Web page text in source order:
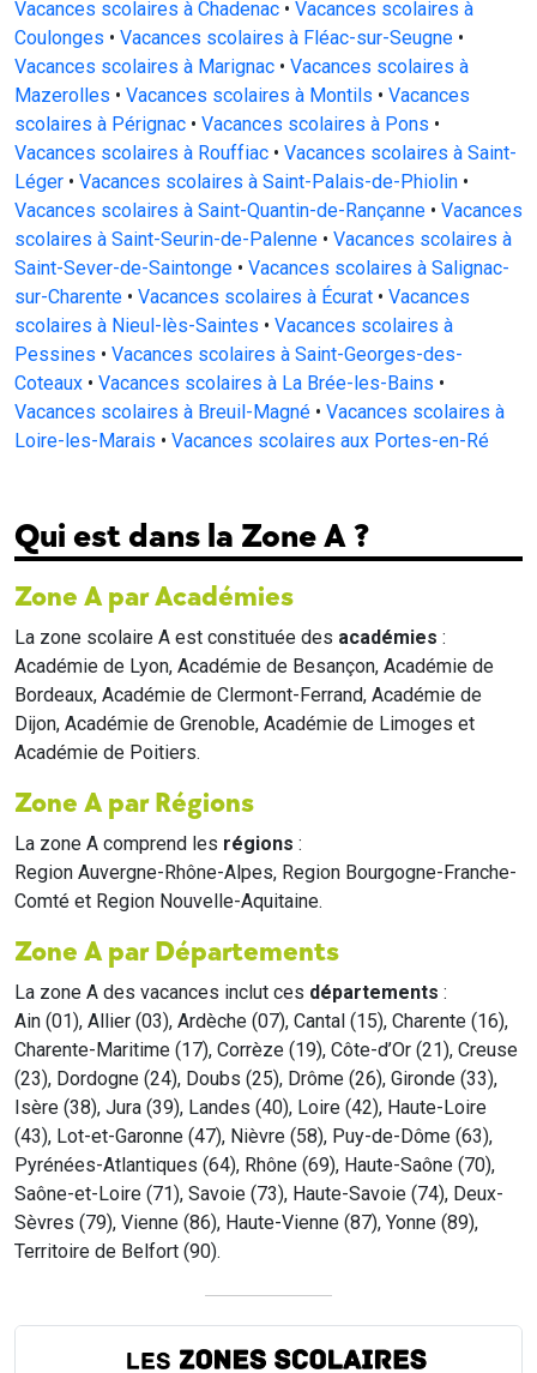
Vacances scolaires à Chadenac • Vacances scolaires à
Coulonges • Vacances scolaires à Fléac-sur-Seugne •
Vacances scolaires à Marignac • Vacances scolaires à
Mazerolles • Vacances scolaires à Montils • Vacances
scolaires à Pérignac • Vacances scolaires à Pons •
Vacances scolaires à Rouffiac • Vacances scolaires à Saint-
Léger • Vacances scolaires à Saint-Palais-de-Phiolin •
Vacances scolaires à Saint-Quantin-de-Rançanne • Vacances
scolaires à Saint-Seurin-de-Palenne • Vacances scolaires à
Saint-Sever-de-Saintonge • Vacances scolaires à Salignac-
sur-Charente • Vacances scolaires à Écurat • Vacances
scolaires à Nieul-lès-Saintes • Vacances scolaires à
Pessines • Vacances scolaires à Saint-Georges-des-
Coteaux • Vacances scolaires à La Brée-les-Bains •
Vacances scolaires à Breuil-Magné • Vacances scolaires à
Loire-les-Marais • Vacances scolaires aux Portes-en-Ré
Qui est dans la Zone A ?
Zone A par Académies
La zone scolaire A est constituée des académies :
Académie de Lyon, Académie de Besançon, Académie de
Bordeaux, Académie de Clermont-Ferrand, Académie de
Dijon, Académie de Grenoble, Académie de Limoges et
Académie de Poitiers.
Zone A par Régions
La zone A comprend les régions :
Region Auvergne-Rhône-Alpes, Region Bourgogne-Franche-
Comté et Region Nouvelle-Aquitaine.
Zone A par Départements
La zone A des vacances inclut ces départements :
Ain (01), Allier (03), Ardèche (07), Cantal (15), Charente (16),
Charente-Maritime (17), Corrèze (19), Côte-d’Or (21), Creuse
(23), Dordogne (24), Doubs (25), Drôme (26), Gironde (33),
Isère (38), Jura (39), Landes (40), Loire (42), Haute-Loire
(43), Lot-et-Garonne (47), Nièvre (58), Puy-de-Dôme (63),
Pyrénées-Atlantiques (64), Rhône (69), Haute-Saône (70),
Saône-et-Loire (71), Savoie (73), Haute-Savoie (74), Deux-
Sèvres (79), Vienne (86), Haute-Vienne (87), Yonne (89),
Territoire de Belfort (90).